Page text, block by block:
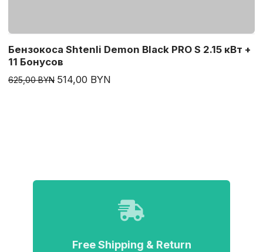
Бензокоса Shtenli Demon Black PRO S 2.15 кВт +
11 Бонусов
625,00 BYN 514,00 BYN
Free Shipping & Return